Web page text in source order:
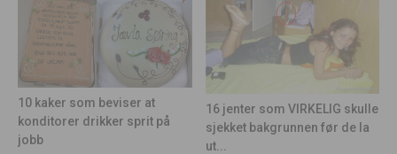
10 kaker som beviser at
konditorer drikker sprit på
jobb
16 jenter som VIRKELIG skulle
sjekket bakgrunnen før de la
ut...